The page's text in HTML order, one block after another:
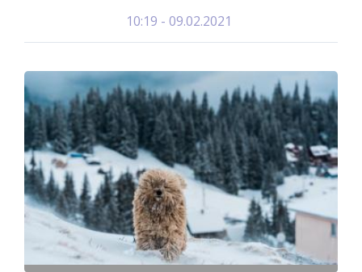
09.02.2021 - 10:19